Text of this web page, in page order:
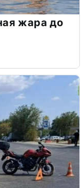
жара до